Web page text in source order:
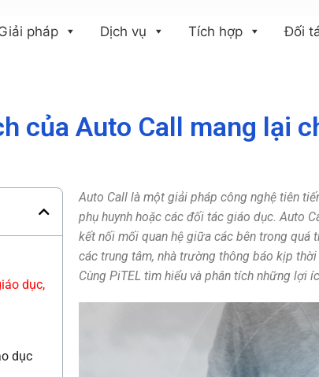
pháp Dịch vụ Tích hợp Đối
của Auto Call mang lại
dục,
dục
Auto Call là một giải pháp công nghệ tiên
phụ huynh hoặc các đối tác giáo dục. Auto
kết nối mối quan hệ giữa các bên trong quá
các trung tâm, nhà trường thông báo kịp
Cùng PiTEL tìm hiểu và phân tích những lợi